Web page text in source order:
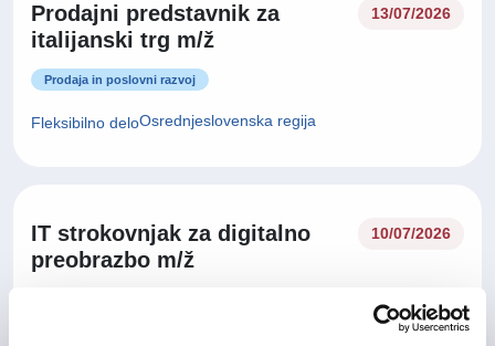
Prodajni predstavnik za
italijanski trg m/ž
13/07/2026
Prodaja in poslovni razvoj
Fleksibilno deloOsrednjeslovenska regija
IT strokovnjak za digitalno
preobrazbo m/ž
10/07/2026